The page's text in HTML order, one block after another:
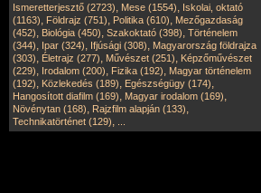
Ismeretterjesztő (2723), Mese (1554), Iskolai, oktató
(1163), Földrajz (751), Politika (610), Mezőgazdaság
(452), Biológia (450), Szakoktató (398), Történelem
(344), Ipar (324), Ifjúsági (308), Magyarország földrajza
(303), Életrajz (277), Művészet (251), Képzőművészet
(229), Irodalom (200), Fizika (192), Magyar történelem
(192), Közlekedés (189), Egészségügy (174),
Hangosított diafilm (169), Magyar irodalom (169),
Növénytan (168), Rajzfilm alapján (133),
Technikatörténet (129),